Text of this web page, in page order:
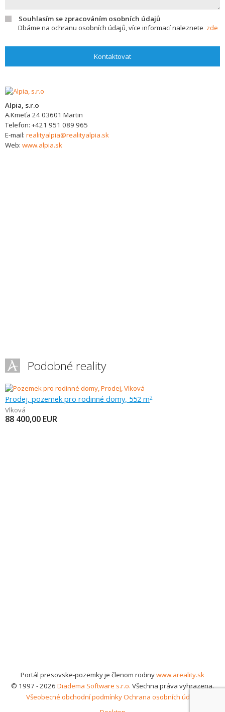
Souhlasím se zpracováním osobních údajů
Dbáme na ochranu osobních údajů, více informací naleznete zde
Kontaktovat
Alpia, s.r.o
A.Kmeťa 2403601 Martin
Telefon: +421 951 089 965
E-mail: realityalpia@realityalpia.sk
Web: www.alpia.sk
Podobné reality
Prodej, pozemek pro rodinné domy, 552 m2
Vlková
88 400,00 EUR
Portál presovske-pozemky je členom rodinywww.areality.sk
© 1997 - 2026 Diadema Software s.r.o. Všechna práva vyhrazena.
Všeobecné obchodní podmínkyOchrana osobních údajů